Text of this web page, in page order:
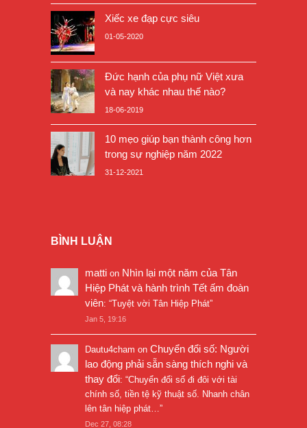
Xiếc xe đạp cực siêu
01-05-2020
Đức hạnh của phụ nữ Việt xưa
và nay khác nhau thế nào?
18-06-2019
10 mẹo giúp bạn thành công hơn
trong sự nghiệp năm 2022
31-12-2021
BÌNH LUẬN
matti on Nhìn lại một năm của Tân
Hiệp Phát và hành trình Tết ấm đoàn
viên: “Tuyệt vời Tân Hiệp Phát”
Jan 5, 19:16
Dautu4cham on Chuyển đổi số: Người
lao động phải sẵn sàng thích nghi và
thay đổi: “Chuyển đổi số đi đôi với tài
chính số, tiền tệ kỹ thuật số. Nhanh chân
lên tân hiệp phát… ”
Dec 27, 08:28